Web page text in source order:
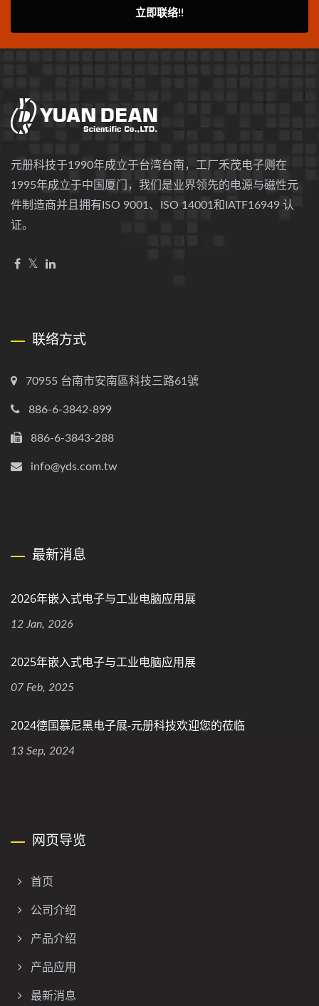
立即联络!!
元册科技于1990年成立于台湾台南，工厂禾茂电子则在
1995年成立于中国厦门，我们是业界领先的电源与磁性元
件制造商并且拥有ISO 9001、ISO 14001和IATF16949 认
证。
联络方式
70955 台南市安南區科技三路61號
886-6-3842-899
886-6-3843-288
info@yds.com.tw
最新消息
2026年嵌入式电子与工业电脑应用展
12 Jan, 2026
2025年嵌入式电子与工业电脑应用展
07 Feb, 2025
2024德国慕尼黑电子展-元册科技欢迎您的莅临
13 Sep, 2024
网页导览
首页
公司介绍
产品介绍
产品应用
最新消息